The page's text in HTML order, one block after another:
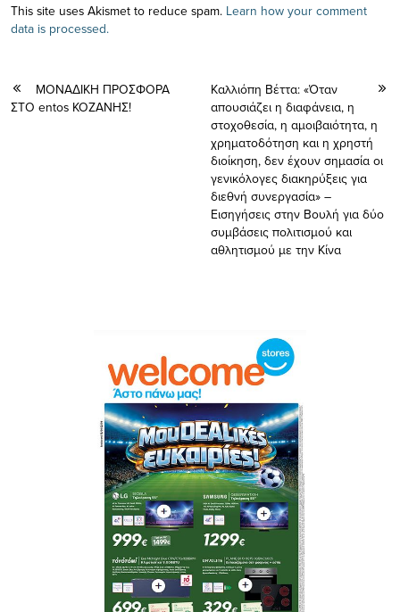
This site uses Akismet to reduce spam. Learn how your comment
data is processed.
ΜΟΝΑΔΙΚΗ ΠΡΟΣΦΟΡΑ
ΣΤΟ entos ΚΟΖΑΝΗΣ!
Καλλιόπη Βέττα: «Όταν
απουσιάζει η διαφάνεια, η
στοχοθεσία, η αμοιβαιότητα, η
χρηματοδότηση και η χρηστή
διοίκηση, δεν έχουν σημασία οι
γενικόλογες διακηρύξεις για
διεθνή συνεργασία» –
Εισηγήσεις στην Βουλή για δύο
συμβάσεις πολιτισμού και
αθλητισμού με την Κίνα